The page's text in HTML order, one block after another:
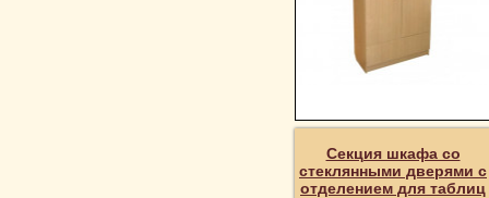
Секция шкафа со
стеклянными дверями с
отделением для таблиц